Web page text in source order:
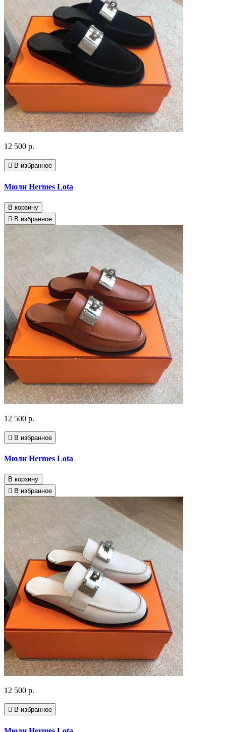
12 500 р.
В избранное
Мюли Hermes Lota
В корзину
В избранное
12 500 р.
В избранное
Мюли Hermes Lota
В корзину
В избранное
12 500 р.
В избранное